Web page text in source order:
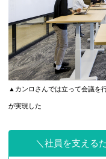
▲カンロさんでは立って会議を
が実現した
社員を支える